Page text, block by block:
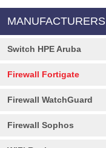
MANUFACTURERS
Switch HPE Aruba
Firewall Fortigate
Firewall WatchGuard
Firewall Sophos